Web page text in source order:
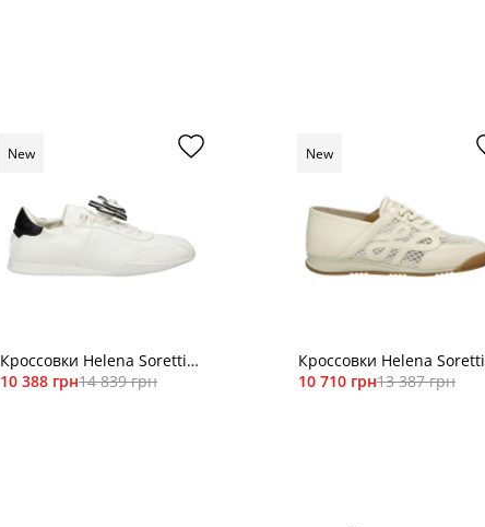
Кроссовки Helena Soretti
LEONA 26/03
10 388 грн14 839 грн
New
Кроссовки Helena Soretti
KURT 26/02
10 710 грн13 387 грн
New